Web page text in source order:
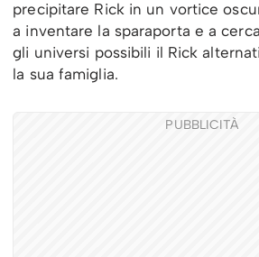
precipitare Rick in un vortice
a inventare la sparaporta e a
gli universi possibili il Rick
la sua famiglia.
PUBBLICITÀ